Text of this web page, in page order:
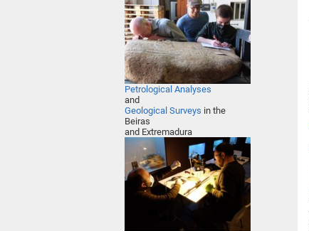
Petrological Analyses
and
Geological Surveys in the
Beiras
and Extremadura